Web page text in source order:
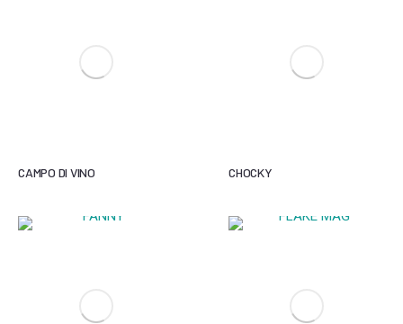
CAMPO DI VINO CHOCKY